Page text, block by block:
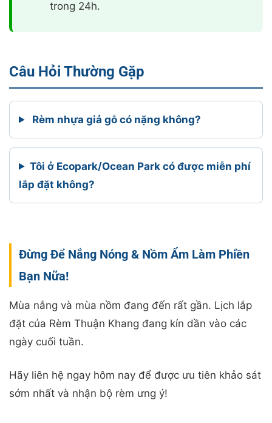
trong 24h.
Câu Hỏi Thường Gặp
Rèm nhựa giả gỗ có nặng không?
Tôi ở Ecopark/Ocean Park có được miễn phí
lắp đặt không?
Đừng Để Nắng Nóng & Nồm Ẩm Làm Phiền
Bạn Nữa!
Mùa nắng và mùa nồm đang đến rất gần. Lịch lắp
đặt của Rèm Thuận Khang đang kín dần vào các
ngày cuối tuần.
Hãy liên hệ ngay hôm nay để được ưu tiên khảo sát
sớm nhất và nhận bộ rèm ưng ý!